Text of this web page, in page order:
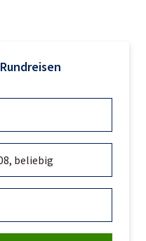
Rundreisen